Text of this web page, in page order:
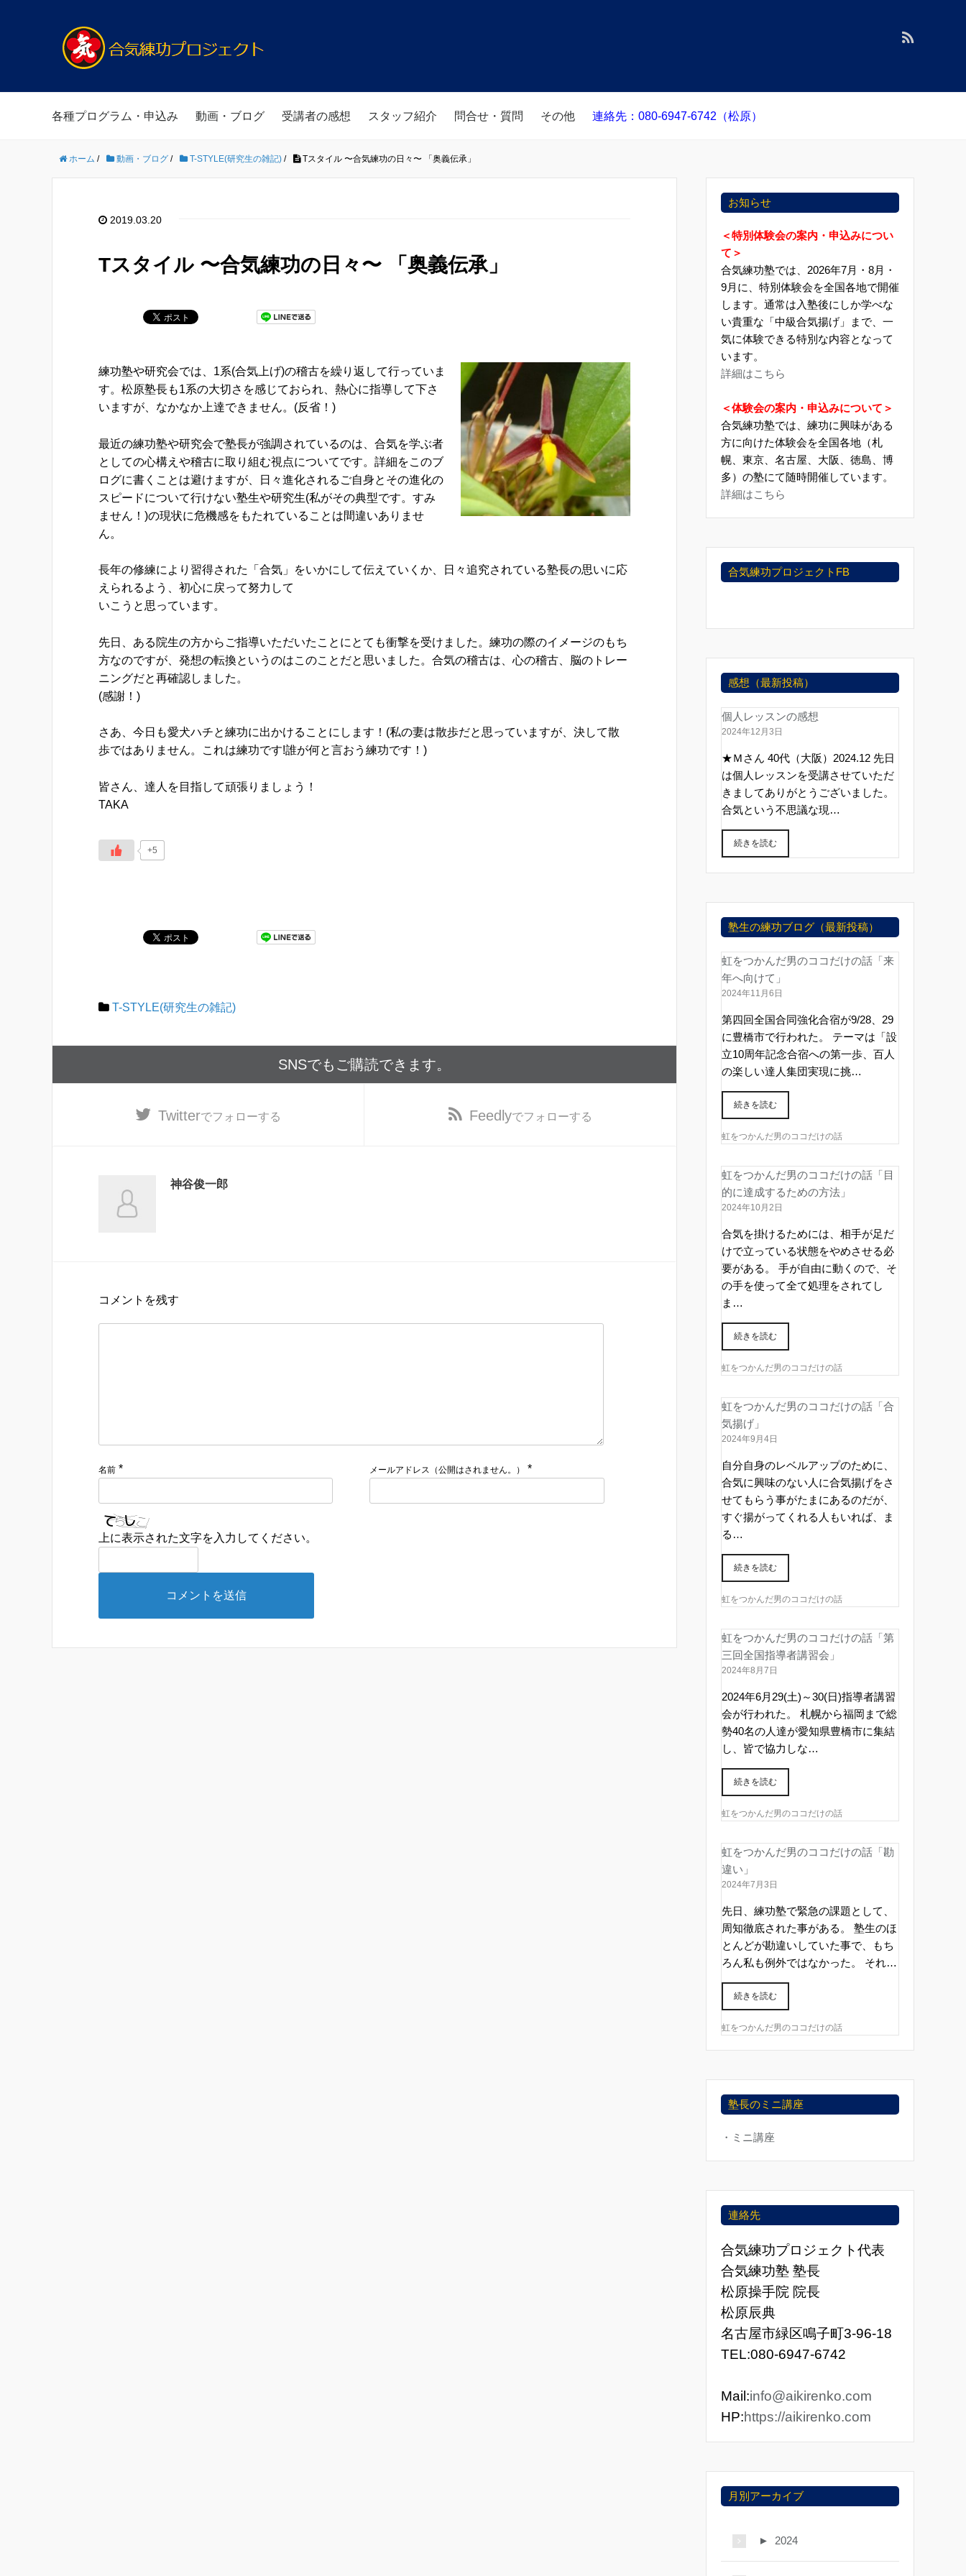
各種プログラム・申込み 動画・ブログ 受講者の感想 スタッフ紹介 問合せ・質問 その他 連絡先：080-6947-6742（松原）
ホーム / 動画・ブログ / T-STYLE(研究生の雑記) / Tスタイル 〜合気練功の日々〜 「奥義伝承」
2019.03.20
Tスタイル 〜合気練功の日々〜 「奥義伝承」
練功塾や研究会では、1系(合気上げ)の稽古を繰り返して行っていま
す。松原塾長も1系の大切さを感じておられ、熱心に指導して下さ
いますが、なかなか上達できません。(反省！)
最近の練功塾や研究会で塾長が強調されているのは、合気を学ぶ者
としての心構えや稽古に取り組む視点についてです。詳細をこのブ
ログに書くことは避けますが、日々進化されるご自身とその進化の
スピードについて行けない塾生や研究生(私がその典型です。すみ
ません！)の現状に危機感をもたれていることは間違いありませ
ん。
長年の修練により習得された「合気」をいかにして伝えていくか、日々追究されている塾長の思いに応
えられるよう、初心に戻って努力して
いこうと思っています。
先日、ある院生の方からご指導いただいたことにとても衝撃を受けました。練功の際のイメージのもち
方なのですが、発想の転換というのはこのことだと思いました。合気の稽古は、心の稽古、脳のトレー
ニングだと再確認しました。
(感謝！)
さあ、今日も愛犬ハチと練功に出かけることにします！(私の妻は散歩だと思っていますが、決して散
歩ではありません。これは練功です!誰が何と言おう練功です！)
皆さん、達人を目指して頑張りましょう！
TAKA
+5
T-STYLE(研究生の雑記)
SNSでもご購読できます。
Twitterでフォローする Feedlyでフォローする
神谷俊一郎
コメントを残す
名前 * メールアドレス（公開はされません。） *
上に表示された文字を入力してください。
お知らせ
＜特別体験会の案内・申込みについ
て＞
合気練功塾では、2026年7月・8月・
9月に、特別体験会を全国各地で開催
します。通常は入塾後にしか学べな
い貴重な「中級合気揚げ」まで、一
気に体験できる特別な内容となって
います。
詳細はこちら
＜体験会の案内・申込みについて＞
合気練功塾では、練功に興味がある
方に向けた体験会を全国各地（札
幌、東京、名古屋、大阪、徳島、博
多）の塾にて随時開催しています。
詳細はこちら
合気練功プロジェクトFB
感想（最新投稿）
個人レッスンの感想
2024年12月3日
★Ｍさん 40代（大阪）2024.12 先日
は個人レッスンを受講させていただ
きましてありがとうございました。
合気という不思議な現…
続きを読む
塾生の練功ブログ（最新投稿）
虹をつかんだ男のココだけの話「来
年へ向けて」
2024年11月6日
第四回全国合同強化合宿が9/28、29
に豊橋市で行われた。 テーマは「設
立10周年記念合宿への第一歩、百人
の楽しい達人集団実現に挑…
続きを読む
虹をつかんだ男のココだけの話
虹をつかんだ男のココだけの話「目
的に達成するための方法」
2024年10月2日
合気を掛けるためには、相手が足だ
けで立っている状態をやめさせる必
要がある。 手が自由に動くので、そ
の手を使って全て処理をされてし
ま…
続きを読む
虹をつかんだ男のココだけの話
虹をつかんだ男のココだけの話「合
気揚げ」
2024年9月4日
自分自身のレベルアップのために、
合気に興味のない人に合気揚げをさ
せてもらう事がたまにあるのだが、
すぐ揚がってくれる人もいれば、ま
る…
続きを読む
虹をつかんだ男のココだけの話
虹をつかんだ男のココだけの話「第
三回全国指導者講習会」
2024年8月7日
2024年6月29(土)～30(日)指導者講習
会が行われた。 札幌から福岡まで総
勢40名の人達が愛知県豊橋市に集結
し、皆で協力しな…
続きを読む
虹をつかんだ男のココだけの話
虹をつかんだ男のココだけの話「勘
違い」
2024年7月3日
先日、練功塾で緊急の課題として、
周知徹底された事がある。 塾生のほ
とんどが勘違いしていた事で、もち
ろん私も例外ではなかった。 それ…
続きを読む
虹をつかんだ男のココだけの話
塾長のミニ講座
・ミニ講座
連絡先
合気練功プロジェクト代表
合気練功塾 塾長
松原操手院 院長
松原辰典
名古屋市緑区鳴子町3-96-18
TEL:080-6947-6742
Mail:info@aikirenko.com
HP:https://aikirenko.com
月別アーカイブ
► 2024